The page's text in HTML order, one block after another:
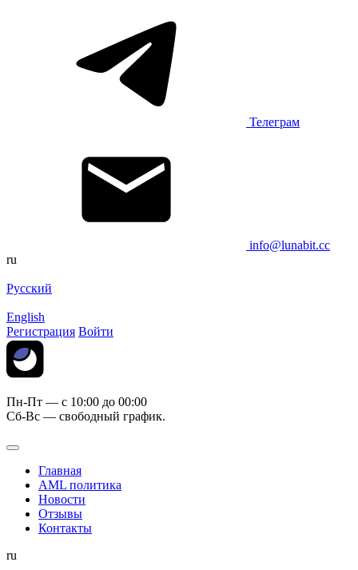
Телеграм
info@lunabit.cc
ru
Русский
English
Регистрация Войти
Пн-Пт — c 10:00 до 00:00
Сб-Вс — свободный график.
Главная
AML политика
Новости
Отзывы
Контакты
ru